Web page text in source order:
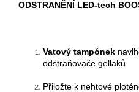
ODSTRANĚNÍ LED-tech
Vatový tampónek
odstraňovače gellaků
Přiložte k nehtové